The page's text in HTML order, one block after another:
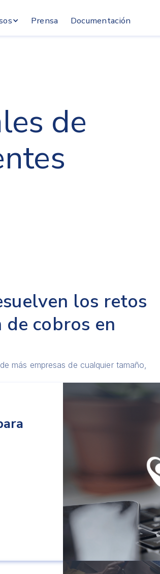
Prensa Documentación
de
los retos
cobros en
más empresas de cualquier tamaño,